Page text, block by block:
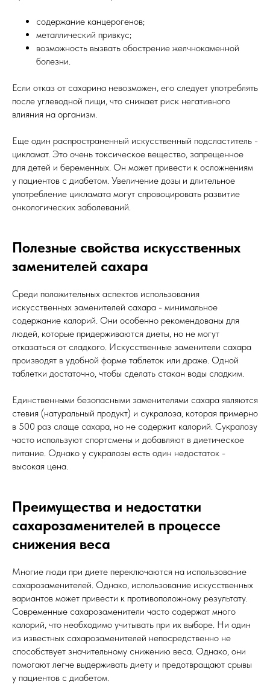
содержание канцерогенов;
металлический привкус;
возможность вызвать обострение желчнокаменной
болезни.
Если отказ от сахарина невозможен, его следует употреблять
после углеводной пищи, что снижает риск негативного
влияния на организм.
Еще один распространенный искусственный подсластитель -
цикламат. Это очень токсическое вещество, запрещенное
для детей и беременных. Он может привести к осложнениям
у пациентов с диабетом. Увеличение дозы и длительное
употребление цикламата могут спровоцировать развитие
онкологических заболеваний.
Полезные свойства искусственных
заменителей сахара
Среди положительных аспектов использования
искусственных заменителей сахара - минимальное
содержание калорий. Они особенно рекомендованы для
людей, которые придерживаются диеты, но не могут
отказаться от сладкого. Искусственные заменители сахара
производят в удобной форме таблеток или драже. Одной
таблетки достаточно, чтобы сделать стакан воды сладким.
Единственными безопасными заменителями сахара являются
стевия (натуральный продукт) и сукралоза, которая примерно
в 500 раз слаще сахара, но не содержит калорий. Сукралозу
часто используют спортсмены и добавляют в диетическое
питание. Однако у сукралозы есть один недостаток -
высокая цена.
Преимущества и недостатки
сахарозаменителей в процессе
снижения веса
Многие люди при диете переключаются на использование
сахарозаменителей. Однако, использование искусственных
вариантов может привести к противоположному результату.
Современные сахарозаменители часто содержат много
калорий, что необходимо учитывать при их выборе. Ни один
из известных сахарозаменителей непосредственно не
способствует значительному снижению веса. Однако, они
помогают легче выдерживать диету и предотвращают срывы
у пациентов с диабетом.